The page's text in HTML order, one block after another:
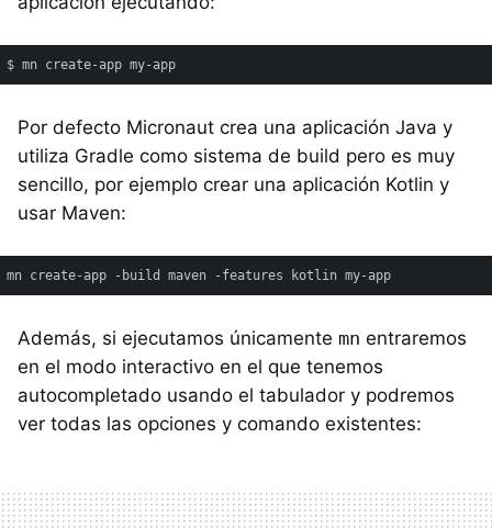
$ mn create-app my-app
Por defecto Micronaut crea una aplicación Java y
utiliza Gradle como sistema de build pero es muy
sencillo, por ejemplo crear una aplicación Kotlin y
usar Maven:
mn create-app -build maven -features kotlin my-app
Además, si ejecutamos únicamente mn entraremos
en el modo interactivo en el que tenemos
autocompletado usando el tabulador y podremos
ver todas las opciones y comando existentes: